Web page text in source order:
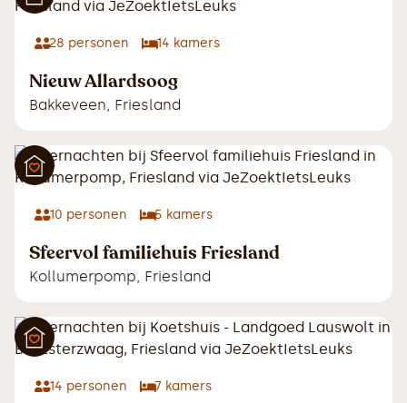
28 personen 14 kamers
Nieuw Allardsoog
Bakkeveen, Friesland
10 personen 5 kamers
Sfeervol familiehuis Friesland
Kollumerpomp, Friesland
14 personen 7 kamers